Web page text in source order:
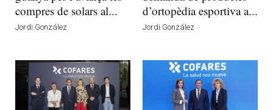
compres de solars al...
Jordi González
d’ortopèdia esportiva a...
Jordi González